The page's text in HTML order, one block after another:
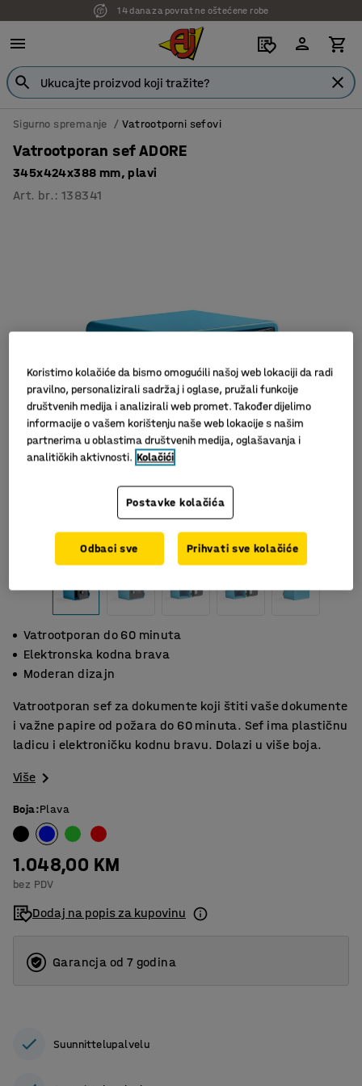
14 dana za povrat ne oštećene robe
7 godina garancije
Sigurno spremanje Vatrootporni sefovi
Vatrootporan sef ADORE
345x424x388 mm, plavi
Art. br. :138341
Vatrootporan do 60 minuta
Elektronska kodna brava
Moderan dizajn
Vatrootporan sef za dokumente koji štiti vaše dokumente
i važne papire od požara do 60 minuta. Sef ima plastičnu
ladicu i elektroničku kodnu bravu. Dolazi u više boja.
Više
Boja:Plava
1.048,00 KM
bez PDV
Dodaj na popis za kupovinu
Garancja od 7 godina
Suunnittelupalvelu
Koristimo kolačiće da bismo omogućili našoj web lokaciji da radi
pravilno, personalizirali sadržaj i oglase, pružali funkcije
društvenih medija i analizirali web promet. Također dijelimo
informacije o vašem korištenju naše web lokacije s našim
partnerima u oblastima društvenih medija, oglašavanja i
analitičkih aktivnosti. Kolačići
Postavke kolačića
Odbaci sve Prihvati sve kolačiće